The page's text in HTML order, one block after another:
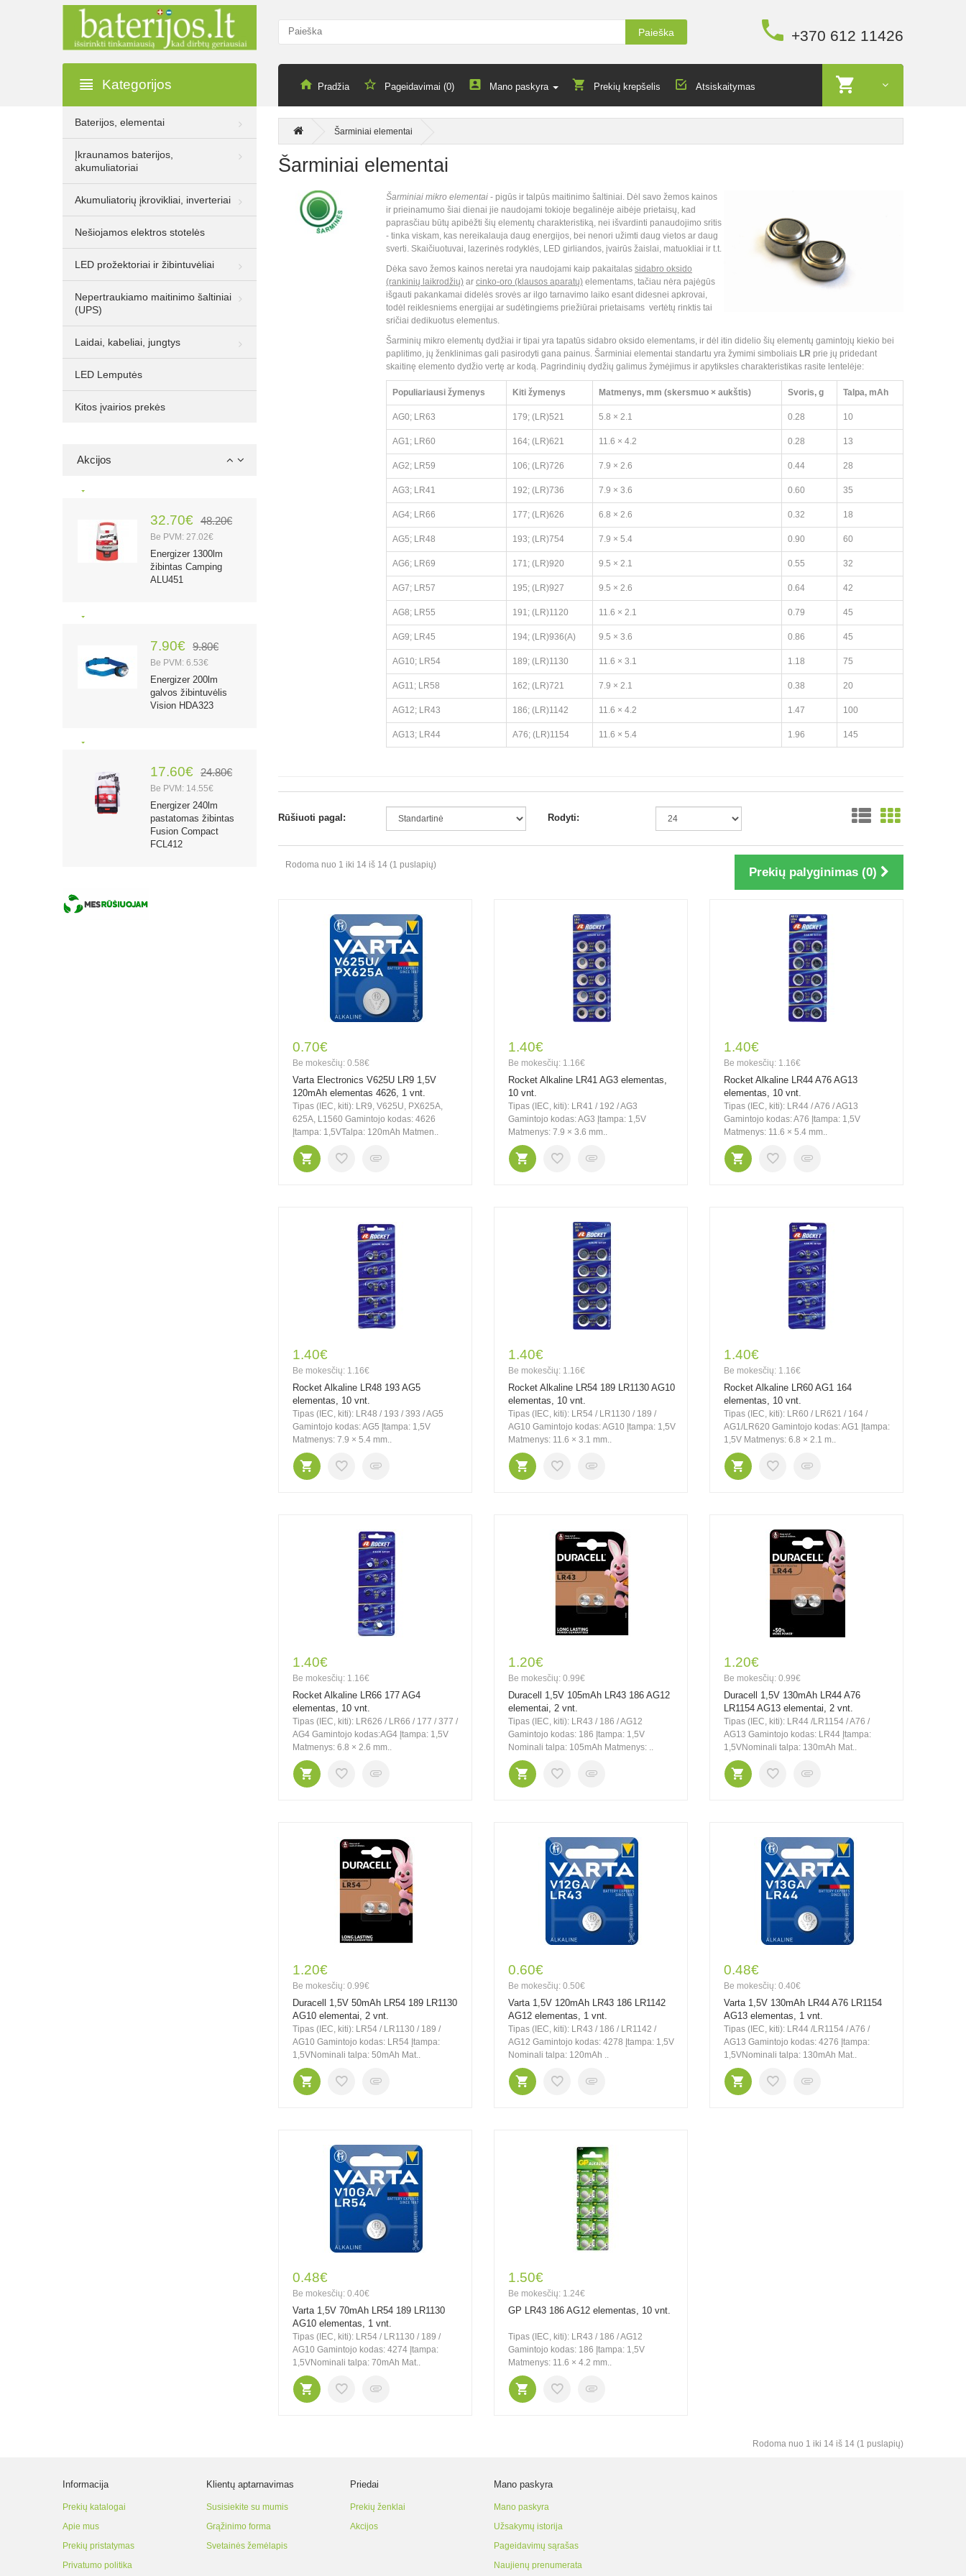
Paieška +370 612 11426
Pradžia Pageidavimai (0) Mano paskyra Prekių krepšelis Atsiskaitymas
Kategorijos
Baterijos, elementai
Įkraunamos baterijos,
akumuliatoriai
Akumuliatorių įkrovikliai, inverteriai
Nešiojamos elektros stotelės
LED prožektoriai ir žibintuvėliai
Nepertraukiamo maitinimo šaltiniai
(UPS)
Laidai, kabeliai, jungtys
LED Lemputės
Kitos įvairios prekės
Akcijos
13.30€
Be PVM: 10.99€
lemputė, 10 vnt.
13.30€ 22.00€
Rocket 8W E27
lemputė, 10 vnt.
1.00€ 2.10€
Be PVM: 0.83€
32.70€ 48.20€
Be PVM: 27.02€
Energizer 1300lm
žibintas Camping
ALU451
7.90€ 9.80€
Be PVM: 6.53€
Energizer 200lm
galvos žibintuvėlis
Vision HDA323
17.60€ 24.80€
Be PVM: 14.55€
Energizer 240lm
pastatomas žibintas
Fusion Compact
FCL412
22.00€
Šarminiai elementai
Šarminiai elementai
Šarminiai mikro elementai- pigūs ir talpūs maitinimo šaltiniai. Dėl savo žemos kainos
ir prieinamumo šiai dienai jie naudojami tokioje begalinėje aibėje prietaisų, kad
paprasčiau būtų apibėžti šių elementų charakteristiką, nei išvardinti panaudojimo sritis
- tinka viskam, kas nereikalauja daug energijos, bei nenori užimti daug vietos ar daug
sverti. Skaičiuotuvai, lazerinės rodyklės, LED girliandos, įvairūs žaislai, matuokliai ir t.t.
Dėka savo žemos kainos neretai yra naudojami kaip pakaitalas sidabro oksido
(rankinių laikrodžių)ar cinko-oro (klausos aparatų)elementams, tačiau nėra pajėgūs
išgauti pakankamai didelės srovės ar ilgo tarnavimo laiko esant didesnei apkrovai,
todėl reiklesniems energijai ar sudėtingiems priežiūrai prietaisams vertėtų rinktis tai
sričiai dedikuotus elementus.
Šarminių mikro elementų dydžiai ir tipai yra tapatūs sidabro oksido elementams, ir dėl itin didelio šių elementų gamintojų kiekio bei
paplitimo, jų ženklinimas gali pasirodyti gana painus. Šarminiai elementai standartu yra žymimi simboliais LR prie jų pridedant
skaitinę elemento dydžio vertę ar kodą. Pagrindinių dydžių galimus žymėjimus ir apytiksles charakteristikas rasite lentelėje:
Populiariausi žymenys Kiti žymenys Matmenys, mm (skersmuo × aukštis) Svoris, g Talpa, mAh
AG0; LR63 179; (LR)521 5.8 × 2.1 0.28 10
AG1; LR60 164; (LR)621 11.6 × 4.2 0.28 13
AG2; LR59 106; (LR)726 7.9 × 2.6 0.44 28
AG3; LR41 192; (LR)736 7.9 × 3.6 0.60 35
AG4; LR66 177; (LR)626 6.8 × 2.6 0.32 18
AG5; LR48 193; (LR)754 7.9 × 5.4 0.90 60
AG6; LR69 171; (LR)920 9.5 × 2.1 0.55 32
AG7; LR57 195; (LR)927 9.5 × 2.6 0.64 42
AG8; LR55 191; (LR)1120 11.6 × 2.1 0.79 45
AG9; LR45 194; (LR)936(A) 9.5 × 3.6 0.86 45
AG10; LR54 189; (LR)1130 11.6 × 3.1 1.18 75
AG11; LR58 162; (LR)721 7.9 × 2.1 0.38 20
AG12; LR43 186; (LR)1142 11.6 × 4.2 1.47 100
AG13; LR44 A76; (LR)1154 11.6 × 5.4 1.96 145
Rūšiuoti pagal: Rodyti:
Rodoma nuo 1 iki 14 iš 14 (1 puslapių)
Prekių palyginimas (0)
0.70€
Be mokesčių: 0.58€
Varta Electronics V625U LR9 1,5V
120mAh elementas 4626, 1 vnt.
Tipas (IEC, kiti): LR9, V625U, PX625A,
625A, L1560 Gamintojo kodas: 4626
Įtampa: 1,5VTalpa: 120mAh Matmen..
1.40€
Be mokesčių: 1.16€
Rocket Alkaline LR41 AG3 elementas,
10 vnt.
Tipas (IEC, kiti): LR41 / 192 / AG3
Gamintojo kodas: AG3 Įtampa: 1,5V
Matmenys: 7.9 × 3.6 mm..
1.40€
Be mokesčių: 1.16€
Rocket Alkaline LR44 A76 AG13
elementas, 10 vnt.
Tipas (IEC, kiti): LR44 / A76 / AG13
Gamintojo kodas: A76 Įtampa: 1,5V
Matmenys: 11.6 × 5.4 mm..
1.40€
Be mokesčių: 1.16€
Rocket Alkaline LR48 193 AG5
elementas, 10 vnt.
Tipas (IEC, kiti): LR48 / 193 / 393 / AG5
Gamintojo kodas: AG5 Įtampa: 1,5V
Matmenys: 7.9 × 5.4 mm..
1.40€
Be mokesčių: 1.16€
Rocket Alkaline LR54 189 LR1130 AG10
elementas, 10 vnt.
Tipas (IEC, kiti): LR54 / LR1130 / 189 /
AG10 Gamintojo kodas: AG10 Įtampa: 1,5V
Matmenys: 11.6 × 3.1 mm..
1.40€
Be mokesčių: 1.16€
Rocket Alkaline LR60 AG1 164
elementas, 10 vnt.
Tipas (IEC, kiti): LR60 / LR621 / 164 /
AG1/LR620 Gamintojo kodas: AG1 Įtampa:
1,5V Matmenys: 6.8 × 2.1 m..
1.40€
Be mokesčių: 1.16€
Rocket Alkaline LR66 177 AG4
elementas, 10 vnt.
Tipas (IEC, kiti): LR626 / LR66 / 177 / 377 /
AG4 Gamintojo kodas:AG4 Įtampa: 1,5V
Matmenys: 6.8 × 2.6 mm..
1.20€
Be mokesčių: 0.99€
Duracell 1,5V 105mAh LR43 186 AG12
elementai, 2 vnt.
Tipas (IEC, kiti): LR43 / 186 / AG12
Gamintojo kodas: 186 Įtampa: 1,5V
Nominali talpa: 105mAh Matmenys: ..
1.20€
Be mokesčių: 0.99€
Duracell 1,5V 130mAh LR44 A76
LR1154 AG13 elementai, 2 vnt.
Tipas (IEC, kiti): LR44 /LR1154 / A76 /
AG13 Gamintojo kodas: LR44 Įtampa:
1,5VNominali talpa: 130mAh Mat..
1.20€
Be mokesčių: 0.99€
Duracell 1,5V 50mAh LR54 189 LR1130
AG10 elementai, 2 vnt.
Tipas (IEC, kiti): LR54 / LR1130 / 189 /
AG10 Gamintojo kodas: LR54 Įtampa:
1,5VNominali talpa: 50mAh Mat..
0.60€
Be mokesčių: 0.50€
Varta 1,5V 120mAh LR43 186 LR1142
AG12 elementas, 1 vnt.
Tipas (IEC, kiti): LR43 / 186 / LR1142 /
AG12 Gamintojo kodas: 4278 Įtampa: 1,5V
Nominali talpa: 120mAh ..
0.48€
Be mokesčių: 0.40€
Varta 1,5V 130mAh LR44 A76 LR1154
AG13 elementas, 1 vnt.
Tipas (IEC, kiti): LR44 /LR1154 / A76 /
AG13 Gamintojo kodas: 4276 Įtampa:
1,5VNominali talpa: 130mAh Mat..
0.48€
Be mokesčių: 0.40€
Varta 1,5V 70mAh LR54 189 LR1130
AG10 elementas, 1 vnt.
Tipas (IEC, kiti): LR54 / LR1130 / 189 /
AG10 Gamintojo kodas: 4274 Įtampa:
1,5VNominali talpa: 70mAh Mat..
1.50€
Be mokesčių: 1.24€
GP LR43 186 AG12 elementas, 10 vnt.
Tipas (IEC, kiti): LR43 / 186 / AG12
Gamintojo kodas: 186 Įtampa: 1,5V
Matmenys: 11.6 × 4.2 mm..
Rodoma nuo 1 iki 14 iš 14 (1 puslapių)
Informacija
Prekių katalogai
Apie mus
Prekių pristatymas
Privatumo politika
Klientų aptarnavimas
Susisiekite su mumis
Grąžinimo forma
Svetainės žemėlapis
Priedai
Prekių ženklai
Akcijos
Mano paskyra
Mano paskyra
Užsakymų istorija
Pageidavimų sąrašas
Naujienų prenumerata